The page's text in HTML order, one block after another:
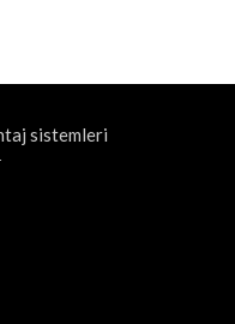
sistemleri